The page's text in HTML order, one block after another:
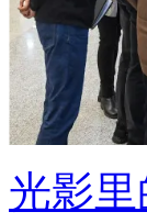
光影